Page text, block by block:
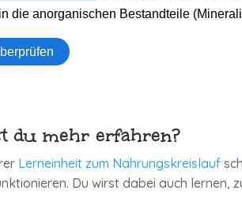
du mehr erfahren?
Lerneinheit zum Nahrungskreislauf
Du wirst dabei auch lernen,